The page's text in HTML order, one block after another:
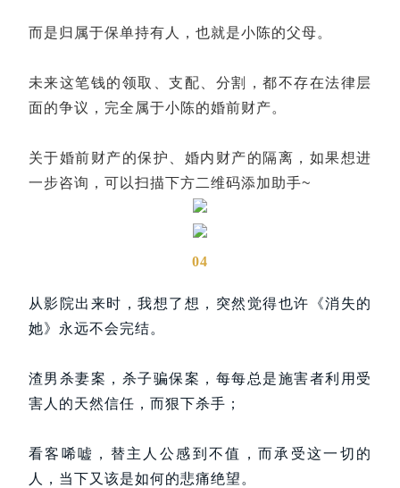
而是归属于保单持有人，也就是小陈的父母。
未来这笔钱的领取、支配、分割，都不存在法律层
面的争议，完全属于小陈的婚前财产。
关于婚前财产的保护、婚内财产的隔离，如果想进
一步咨询，可以扫描下方二维码添加助手~
04
从影院出来时，我想了想，突然觉得也许《消失的
她》永远不会完结。
渣男杀妻案，杀子骗保案，每每总是施害者利用受
害人的天然信任，而狠下杀手；
看客唏嘘，替主人公感到不值，而承受这一切的
人，当下又该是如何的悲痛绝望。